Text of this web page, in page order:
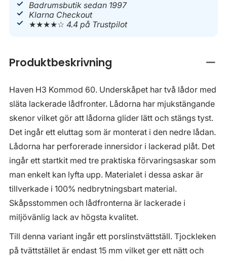
Badrumsbutik sedan 1997
Klarna Checkout
★★★★☆4.4 på Trustpilot
Produktbeskrivning
Haven H3 Kommod 60. Underskåpet har två lådor med
släta lackerade lådfronter. Lådorna har mjukstängande
skenor vilket gör att lådorna glider lätt och stängs tyst.
Det ingår ett eluttag som är monterat i den nedre lådan.
Lådorna har perforerade innersidor i lackerad plåt. Det
ingår ett startkit med tre praktiska förvaringsaskar som
man enkelt kan lyfta upp. Materialet i dessa askar är
tillverkade i 100% nedbrytningsbart material.
Skåpsstommen och lådfronterna är lackerade i
miljövänlig lack av högsta kvalitet.
Till denna variant ingår ett porslinstvättställ. Tjockleken
på tvättstället är endast 15 mm vilket ger ett nätt och